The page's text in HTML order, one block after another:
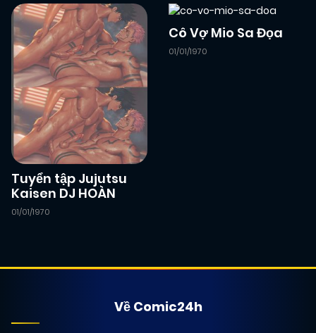
Tuyển tập Jujutsu
Kaisen DJ HOÀN
01/01/1970
Cô Vợ Mio Sa Đọa
01/01/1970
Về Comic24h